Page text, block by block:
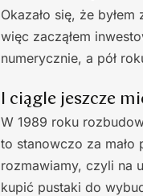
Okazało się, że
więc zacząłem
numerycznie, a pół
I ciągle jeszcze
W 1989 roku
to stanowczo za mało
rozmawiamy, czyli na
kupić pustaki do